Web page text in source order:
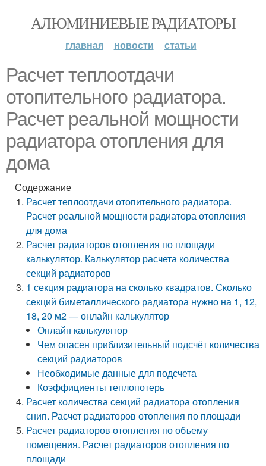
АЛЮМИНИЕВЫЕ РАДИАТОРЫ
главная новости статьи
Расчет теплоотдачи
отопительного радиатора.
Расчет реальной мощности
радиатора отопления для
дома
Содержание
Расчет теплоотдачи отопительного радиатора.
Расчет реальной мощности радиатора отопления
для дома
Расчет радиаторов отопления по площади
калькулятор. Калькулятор расчета количества
секций радиаторов
1 секция радиатора на сколько квадратов. Сколько
секций биметаллического радиатора нужно на 1, 12,
18, 20 м2 — онлайн калькулятор
Онлайн калькулятор
Чем опасен приблизительный подсчёт количества
секций радиаторов
Необходимые данные для подсчета
Коэффициенты теплопотерь
Расчет количества секций радиатора отопления
снип. Расчет радиаторов отопления по площади
Расчет радиаторов отопления по объему
помещения. Расчет радиаторов отопления по
площади